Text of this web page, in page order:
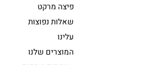
פיצה מרקט
שאלות נפוצות
עלינו
המוצרים שלנו